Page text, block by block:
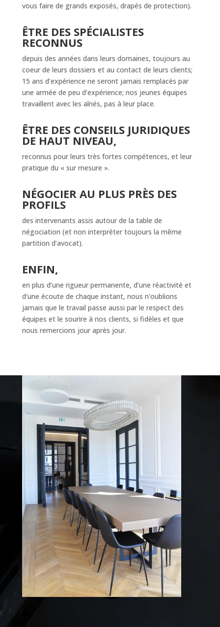
vous faire de grands exposés, drapés de protection).
ÊTRE DES SPÉCIALISTES
RECONNUS
depuis des années dans leurs domaines, toujours au
coeur de leurs dossiers et au contact de leurs clients;
15 ans d’expérience ne seront jamais remplacés par
une armée de peu d’expérience; nos jeunes équipes
travaillent avec les aînés, pas à leur place.
ÊTRE DES CONSEILS JURIDIQUES
DE HAUT NIVEAU,
reconnus pour leurs très fortes compétences, et leur
pratique du « sur mesure ».
NÉGOCIER AU PLUS PRÈS DES
PROFILS
des intervenants assis autour de la table de
négociation (et non interpréter toujours la même
partition d’avocat).
ENFIN,
en plus d’une rigueur permanente, d’une réactivité et
d’une écoute de chaque instant, nous n’oublions
jamais que le travail passe aussi par le respect des
équipes et le sourire à nos clients, si fidèles et que
nous remercions jour après jour.